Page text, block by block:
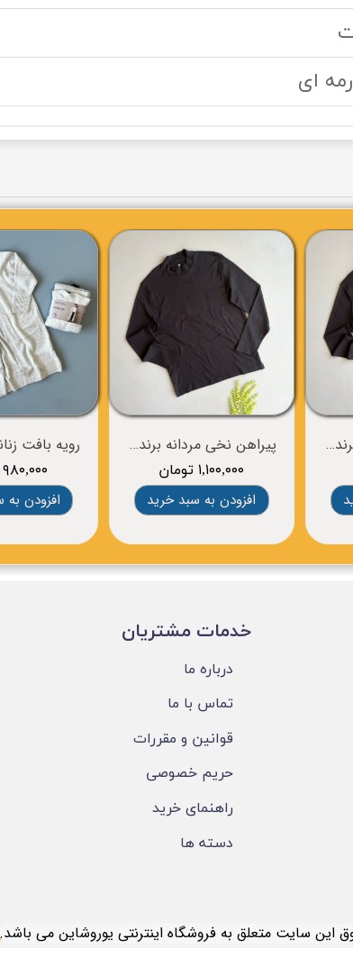
ای
۹۸۰,۰۰۰ تومان
افزودن
پیراهن نخی مردانه برند OVS
۱,۱۰۰,۰۰۰ تومان
افزودن به سبد خرید
پیراهن نخی مردانه برند OVS
این سایت متعلق به فروشگاه اینترنتی یوروشاین می باشد.
​خدمات مشتریان
درباره ما
تماس با ما
قوانین و مقررات
حریم خصوصی
راهنمای خرید
دسته ها